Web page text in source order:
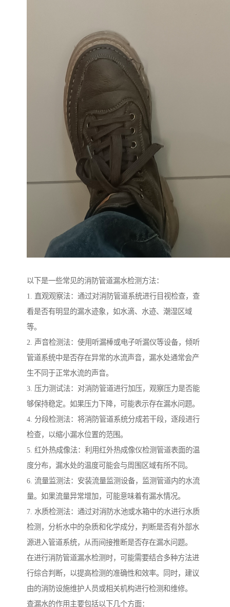
以下是一些常见的消防管道漏水检测方法：
1. 直观观察法：通过对消防管道系统进行目视检查，查
看是否有明显的漏水迹象，如水滴、水迹、潮湿区域
等。
2. 声音检测法：使用听漏棒或电子听漏仪等设备，倾听
管道系统中是否存在异常的水流声音，漏水处通常会产
生不同于正常水流的声音。
3. 压力测试法：对消防管道进行加压，观察压力是否能
够保持稳定。如果压力下降，可能表示存在漏水问题。
4. 分段检测法：将消防管道系统分成若干段，逐段进行
检查，以缩小漏水位置的范围。
5. 红外热成像法：利用红外热成像仪检测管道表面的温
度分布，漏水处的温度可能会与周围区域有所不同。
6. 流量监测法：安装流量监测设备，监测管道内的水流
量。如果流量异常增加，可能意味着有漏水情况。
7. 水质检测法：通过对消防水池或水箱中的水进行水质
检测，分析水中的杂质和化学成分，判断是否有外部水
源进入管道系统，从而间接推断是否存在漏水问题。
在进行消防管道漏水检测时，可能需要结合多种方法进
行综合判断，以提高检测的准确性和效率。同时，建议
由的消防设施维护人员或相关机构进行检测和维修。
查漏水的作用主要包括以下几个方面：